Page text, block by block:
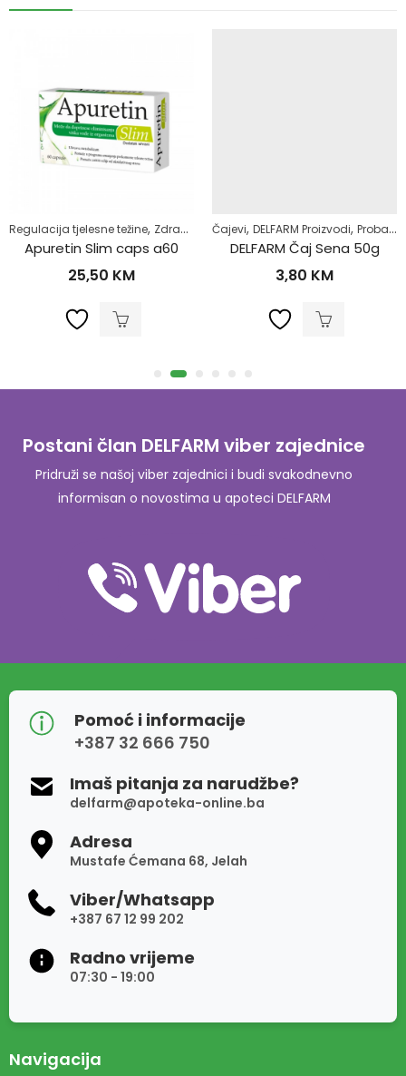
Regulacija tjelesne težine, Zdrav život
Apuretin Slim caps a60
25,50 KM
Čajevi, DELFARM Proizvodi, Probavni sistem
DELFARM Čaj Sena 50g
3,80 KM
Postani član DELFARM viber zajednice
Pridruži se našoj viber zajednici i budi svakodnevno
informisan o novostima u apoteci DELFARM
Pomoć i informacije
+387 32 666 750
Imaš pitanja za narudžbe?
delfarm@apoteka-online.ba
Adresa
Mustafe Ćemana 68, Jelah
Viber/Whatsapp
+387 67 12 99 202
Radno vrijeme
07:30 - 19:00
Navigacija